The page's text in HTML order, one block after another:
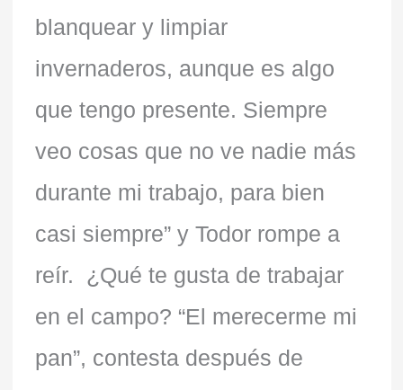
blanquear y limpiar
invernaderos, aunque es algo
que tengo presente. Siempre
veo cosas que no ve nadie más
durante mi trabajo, para bien
casi siempre” y Todor rompe a
reír. ¿Qué te gusta de trabajar
en el campo? “El merecerme mi
pan”, contesta después de